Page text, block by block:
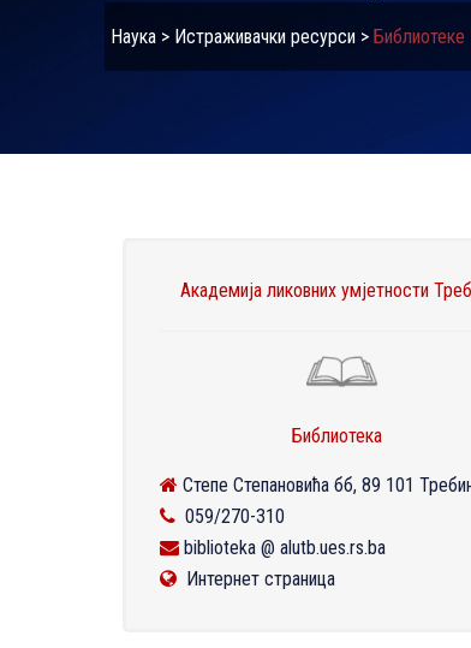
Наука > Истраживачки ресурси > Библиотеке
Академија ликовних умјетности
Библиотека
Степе Степановића бб, 89 101
059/270-310
biblioteka @ alutb.ues.rs.ba
Интернет страница